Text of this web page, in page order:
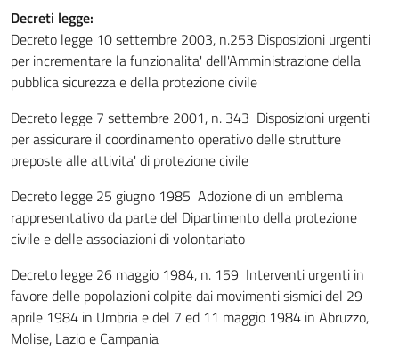
Decreti legge:
Decreto legge 10 settembre 2003, n.253 Disposizioni urgenti
per incrementare la funzionalita' dell'Amministrazione della
pubblica sicurezza e della protezione civile
Decreto legge 7 settembre 2001, n. 343 Disposizioni urgenti
per assicurare il coordinamento operativo delle strutture
preposte alle attivita' di protezione civile
Decreto legge 25 giugno 1985 Adozione di un emblema
rappresentativo da parte del Dipartimento della protezione
civile e delle associazioni di volontariato
Decreto legge 26 maggio 1984, n. 159 Interventi urgenti in
favore delle popolazioni colpite dai movimenti sismici del 29
aprile 1984 in Umbria e del 7 ed 11 maggio 1984 in Abruzzo,
Molise, Lazio e Campania